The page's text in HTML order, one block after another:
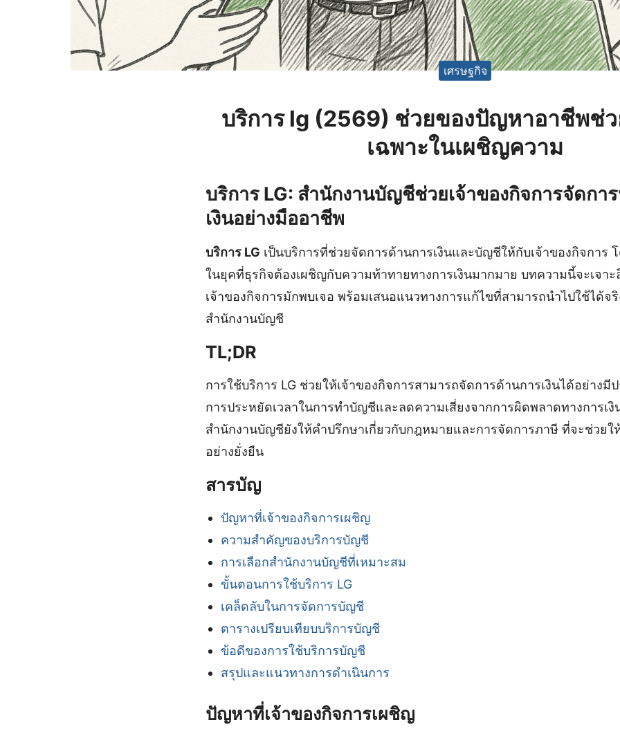
เศรษฐกิจ
บริการ lg (2569) ช่วยของปัญหาอาชีพช่
เฉพาะในเผชิญความ
บริการ LG: สำนักงานบัญชีช่วยเจ้าของกิจการจัดกา
เงินอย่างมืออาชีพ
บริการ LG เป็นบริการที่ช่วยจัดการด้านการเงินและบัญชีให้กับเจ้าของกิจการ
ในยุคที่ธุรกิจต้องเผชิญกับความท้าทายทางการเงินมากมาย บทความนี้จะเจา
เจ้าของกิจการมักพบเจอ พร้อมเสนอแนวทางการแก้ไขที่สามารถนำไปใช้ได้จ
สำนักงานบัญชี
TL;DR
การใช้บริการ LG ช่วยให้เจ้าของกิจการสามารถจัดการด้านการเงินได้อย่างมี
การประหยัดเวลาในการทำบัญชีและลดความเสี่ยงจากการผิดพลาดทางการเ
สำนักงานบัญชียังให้คำปรึกษาเกี่ยวกับกฎหมายและการจัดการภาษี ที่จะช่วยใ
อย่างยั่งยืน
สารบัญ
ปัญหาที่เจ้าของกิจการเผชิญ
ความสำคัญของบริการบัญชี
การเลือกสำนักงานบัญชีที่เหมาะสม
ขั้นตอนการใช้บริการ LG
เคล็ดลับในการจัดการบัญชี
ตารางเปรียบเทียบบริการบัญชี
ข้อดีของการใช้บริการบัญชี
สรุปและแนวทางการดำเนินการ
ปัญหาที่เจ้าของกิจการเผชิญ